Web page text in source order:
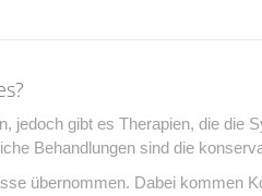
jedoch gibt es Therapien, die die
Behandlungen sind die
übernommen. Dabei kommen